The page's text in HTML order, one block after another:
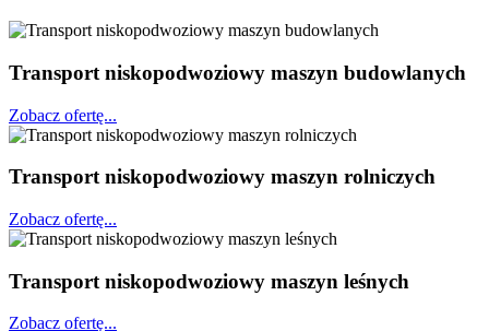
Transport niskopodwoziowy maszyn budowlanych
Zobacz ofertę...
Transport niskopodwoziowy maszyn rolniczych
Zobacz ofertę...
Transport niskopodwoziowy maszyn leśnych
Zobacz ofertę...